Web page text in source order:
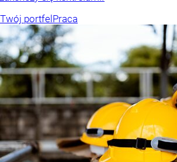
Twój portfelPraca